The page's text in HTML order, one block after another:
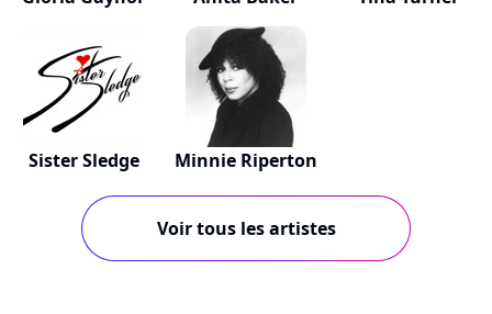
Sister Sledge Minnie Riperton
Voir tous les artistes